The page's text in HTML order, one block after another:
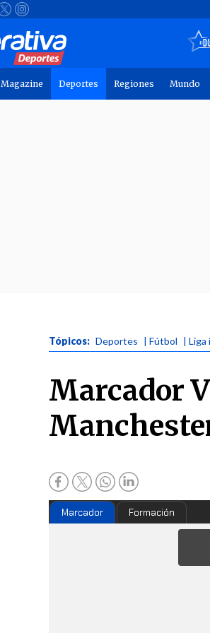
Magazine Deportes Regiones Mundo
Tópicos: Deportes | Fútbol | Liga
Marcador
Marcador Formación